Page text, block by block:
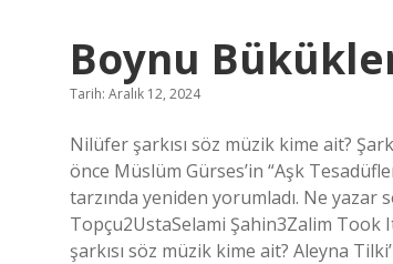
Boynu
Tarih: Aralık 12, 2024
Nilüfer şarkısı söz müzik kime ait?
önce Müslüm Gürses’in “Aşk
tarzında yeniden yorumladı. Ne yazar
Topçu2UstaSelami Şahin3Zalim Took
şarkısı söz müzik kime ait? Aleyna